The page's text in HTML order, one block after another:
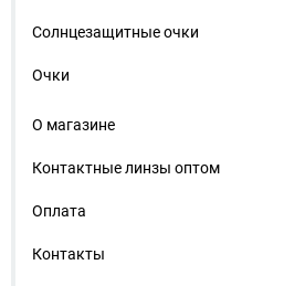
Солнцезащитные очки
Очки
О магазине
Контактные линзы оптом
Оплата
Контакты